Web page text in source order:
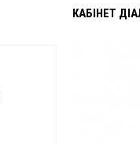
КАБІНЕТ